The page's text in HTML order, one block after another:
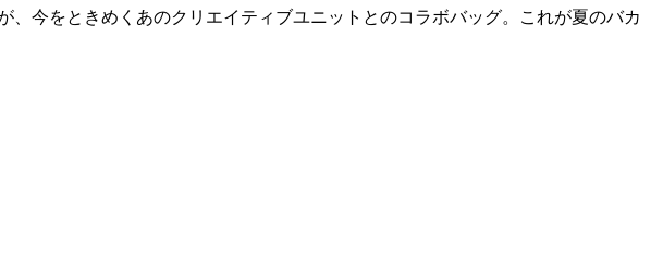
今をときめくあのクリエイティブユニットとのコラボバッグ。これが夏のバカ